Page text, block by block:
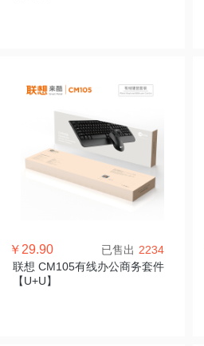
￥29.90 已售出 2234
联想 CM105有线办公商务套件
【U+U】